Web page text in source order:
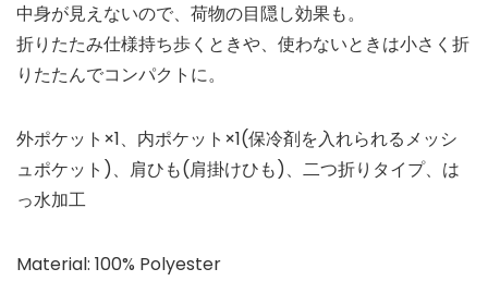
中身が見えないので、荷物の目隠し効果も。
折りたたみ仕様持ち歩くときや、使わないときは小さく折
りたたんでコンパクトに。
外ポケット×1、内ポケット×1(保冷剤を入れられるメッシ
ュポケット)、肩ひも(肩掛けひも)、二つ折りタイプ、は
っ水加工
Material: 100% Polyester